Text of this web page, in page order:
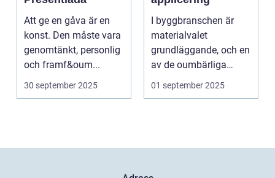
Att ge en gåva är en
konst. Den måste vara
genomtänkt, personlig
och framf&oum...
30 september 2025
I byggbranschen är
materialvalet
grundläggande, och en
av de oumbärliga
komponenterna...
01 september 2025